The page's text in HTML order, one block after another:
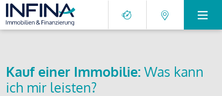
Kauf einer Immobilie: Was kann
ich mir leisten?